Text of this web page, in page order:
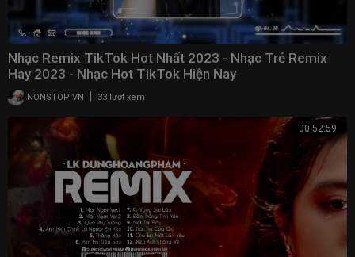
Nhạc Remix TikTok Hot Nhất 2023 - Nhạc Trẻ Remix
Hay 2023 - Nhạc Hot TikTok Hiện Nay
NONSTOP VN 33 lượt xem
00:52:59